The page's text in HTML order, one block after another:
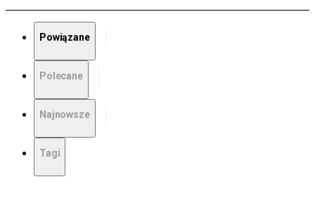
Powiązane
Polecane
Najnowsze
Tagi